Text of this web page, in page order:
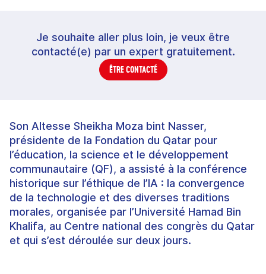
Je souhaite aller plus loin, je veux être
contacté(e) par un expert gratuitement.
ÊTRE CONTACTÉ
Son Altesse Sheikha Moza bint Nasser,
présidente de la Fondation du Qatar pour
l’éducation, la science et le développement
communautaire (QF), a assisté à la conférence
historique sur l’éthique de l’IA : la convergence
de la technologie et des diverses traditions
morales, organisée par l’Université Hamad Bin
Khalifa, au Centre national des congrès du Qatar
et qui s’est déroulée sur deux jours.